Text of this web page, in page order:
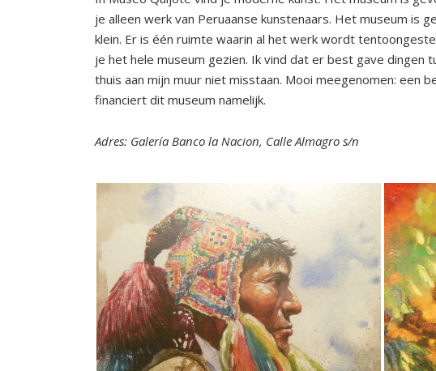
je alleen werk van Peruaanse kunstenaars. Het museum is
klein. Er is één ruimte waarin al het werk wordt
je het hele museum gezien. Ik vind dat er best gave dingen
thuis aan mijn muur niet misstaan. Mooi meegenomen: een
financiert dit museum namelijk.
Adres: Galería Banco la Nacion, Calle Almagro s/n